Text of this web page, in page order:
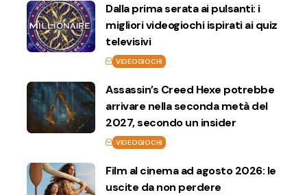
Dalla prima serata ai pulsanti: i
migliori videogiochi ispirati ai quiz
televisivi
VIDEOGIOCHI
Assassin’s Creed Hexe potrebbe
arrivare nella seconda metà del
2027, secondo un insider
VIDEOGIOCHI
Film al cinema ad agosto 2026: le
uscite da non perdere